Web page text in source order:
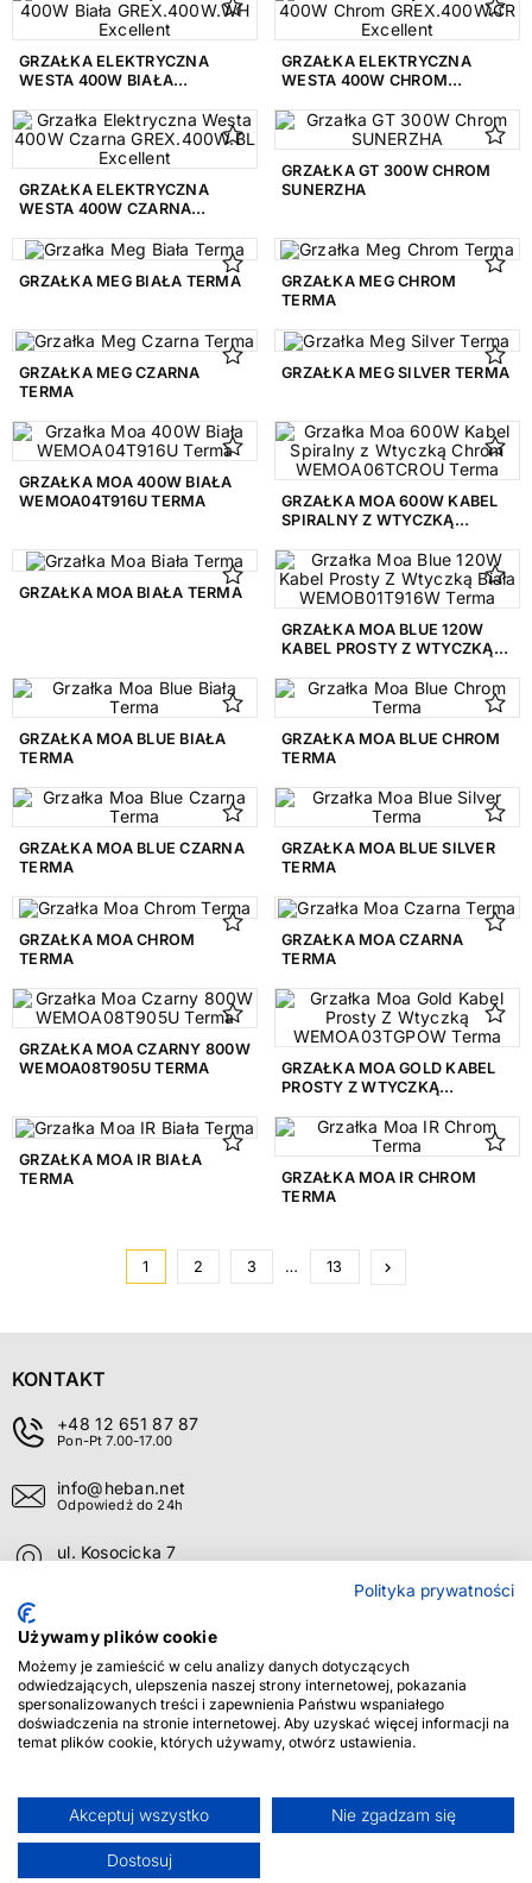
1045 mm 1
1070 mm 2
1100 mm 1
1110 mm 13
1118 mm 3
1140 mm 2
1146 mm 3
1151 mm 1
1156 mm 1
1170 1
1200 mm 1
SZEROKOŚĆ
1419 mm 1
150 mm 1
225 mm 1
242 mm 1
270 mm 1
271 mm 1
276 mm 1
344 mm 1
350 mm
MOC 75°/65°/20°
1000 2
1040 W 1
1078 W 2
1099 W 1
1114 W 1
1116 1
GRZAŁKA ELEKTRYCZNA
WESTA 400W BIAŁA
GRZAŁKA ELEKTRYCZNA
WESTA 400W CHROM
GRZAŁKA ELEKTRYCZNA
WESTA 400W CZARNA
GRZAŁKA GT 300W CHROM
SUNERZHA
GRZAŁKA MEG BIAŁA TERMA
GRZAŁKA MEG CHROM
TERMA
GRZAŁKA MEG CZARNA
TERMA
GRZAŁKA MEG SILVER TERMA
GRZAŁKA MOA 400W BIAŁA
WEMOA04T916U TERMA
GRZAŁKA MOA 600W KABEL
SPIRALNY Z WTYCZKĄ
TERMA
GRZAŁKA MOA BIAŁA TERMA
GRZAŁKA MOA BLUE 120W
KABEL PROSTY Z WTYCZKĄ
TERMA
GRZAŁKA MOA BLUE BIAŁA
TERMA
GRZAŁKA MOA BLUE CHROM
TERMA
GRZAŁKA MOA BLUE CZARNA
TERMA
GRZAŁKA MOA BLUE SILVER
TERMA
GRZAŁKA MOA CHROM
TERMA
GRZAŁKA MOA CZARNA
TERMA
GRZAŁKA MOA CZARNY 800W
WEMOA08T905U TERMA
GRZAŁKA MOA GOLD KABEL
PROSTY Z WTYCZKĄ
GRZAŁKA MOA IR BIAŁA
TERMA
GRZAŁKA MOA IR CHROM
TERMA
1 2 3 … 13 keyboard_arrow_right
KONTAKT
+48 12 651 87 87
Pon-Pt 7.00-17.00
info@heban.net
Odpowiedź do 24h
ul. Kosocicka 7
O FIRMIE
OBSŁUGA KLIENTA
INFORMACJE
OBSERWUJ NAS
FACEBOOK
INSTAGRAM
YOUTUBE
HEBAN © 2026: Wszelkie prawa zastrzeżone
Polityka prywatności
Używamy plików cookie
Możemy je zamieścić w celu analizy danych dotyczących
odwiedzających, ulepszenia naszej strony internetowej, pokazania
spersonalizowanych treści i zapewnienia Państwu wspaniałego
doświadczenia na stronie internetowej. Aby uzyskać więcej informacji na
temat plików cookie, których używamy, otwórz ustawienia.
Akceptuj wszystko Nie zgadzam się
Dostosuj